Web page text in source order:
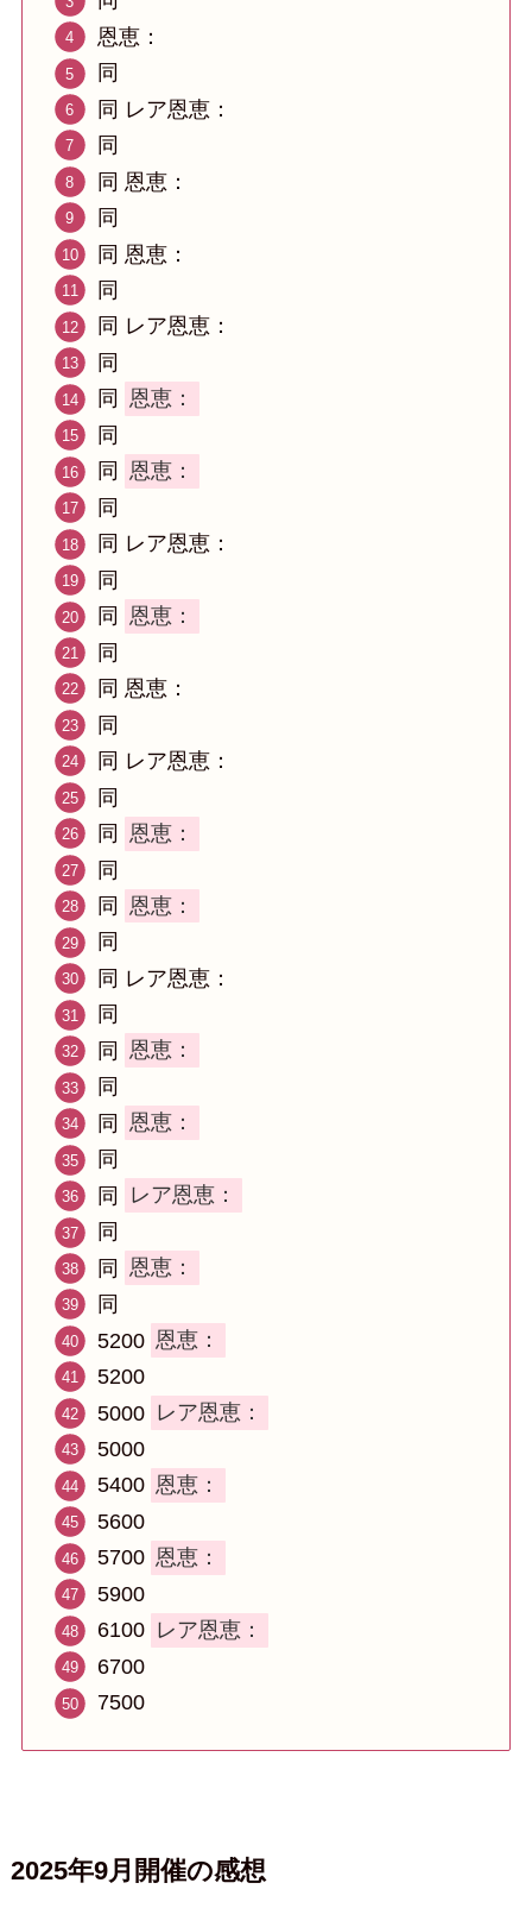
恩恵：
同
同 レア恩恵：
同
同 恩恵：
同
同 恩恵：
同
同 レア恩恵：
同
同
恩恵：
同
同
恩恵：
同
同 レア恩恵：
同
同
恩恵：
同
同 恩恵：
同
同 レア恩恵：
同
同
恩恵：
同
同
恩恵：
同
同 レア恩恵：
同
同
恩恵：
同
同
恩恵：
同
同
レア恩恵：
同
同
恩恵：
同
5200 恩恵：
5200
5000 レア恩恵：
5000
5400 恩恵：
5600
5700 恩恵：
5900
6100 レア恩恵：
6700
7500
2025年9月開催の感想